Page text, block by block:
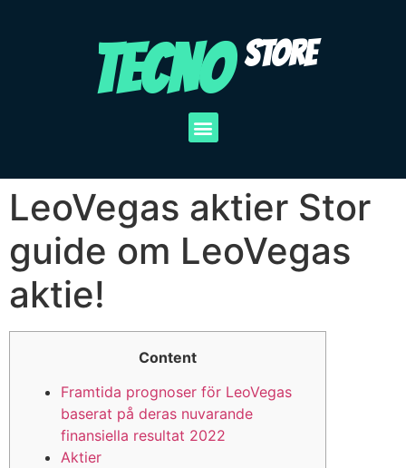
TECNO STORE
LeoVegas aktier Stor
guide om LeoVegas
aktie!
Content
Framtida prognoser för LeoVegas
baserat på deras nuvarande
finansiella resultat 2022
Aktier